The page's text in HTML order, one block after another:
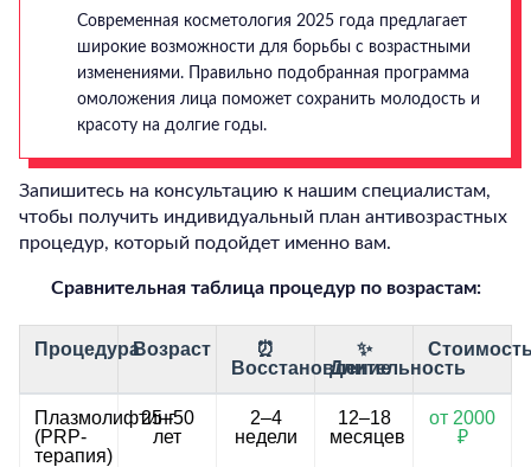
Современная косметология 2025 года предлагает
широкие возможности для борьбы с возрастными
изменениями. Правильно подобранная программа
омоложения лица поможет сохранить молодость и
красоту на долгие годы.
Запишитесь на консультацию к нашим специалистам,
чтобы получить индивидуальный план антивозрастных
процедур, который подойдет именно вам.
Сравнительная таблица процедур по возрастам:
ПроцедураВозраст
⏰
Восстановление
✨
Длительность
Плазмолифтинг
(PRP-
терапия)
25–50
лет
2–4
недели
12–18
месяцев
от 2000
₽